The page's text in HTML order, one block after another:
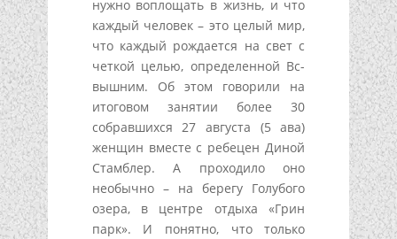
нужно воплощать в жизнь, и что
каждый человек – это целый мир,
что каждый рождается на свет с
четкой целью, определенной Вс-
вышним. Об этом говорили на
итоговом занятии более 30
собравшихся 27 августа (5 ава)
женщин вместе с ребецен Диной
Стамблер. А проходило оно
необычно – на берегу Голубого
озера, в центре отдыха «Грин
парк». И понятно, что только